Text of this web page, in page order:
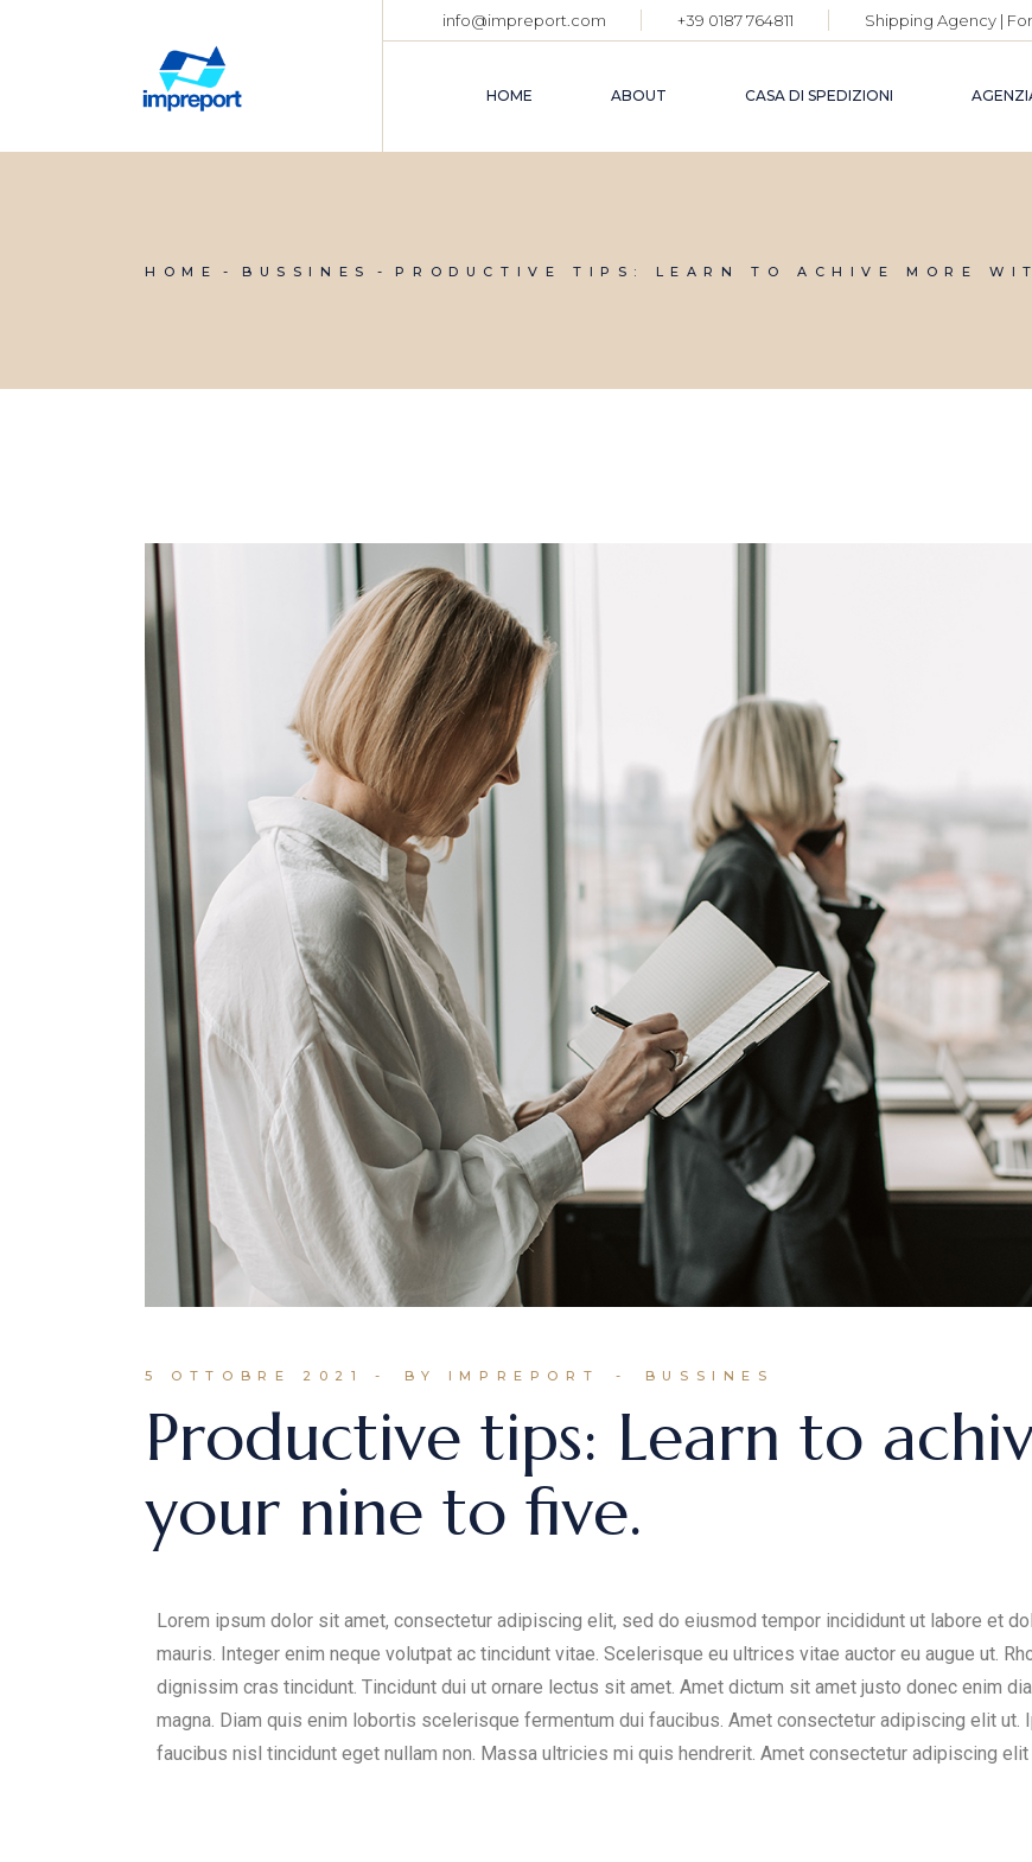
info@impreport.com +39 0187 764811 Shipping Agency |
HOME ABOUT CASA DI SPEDIZIONI
HOME BUSSINES PRODUCTIVE TIPS: LEARN TO ACHIVE MORE
5 OTTOBRE 2021 BY IMPREPORT BUSSINES
Productive tips: Learn to
your nine to five.
Lorem ipsum dolor sit amet, consectetur adipiscing elit, sed do eiusmod tempor incididunt ut labore et
mauris. Integer enim neque volutpat ac tincidunt vitae. Scelerisque eu ultrices vitae auctor eu augue ut.
dignissim cras tincidunt. Tincidunt dui ut ornare lectus sit amet. Amet dictum sit amet justo donec enim
magna. Diam quis enim lobortis scelerisque fermentum dui faucibus. Amet consectetur adipiscing elit ut.
faucibus nisl tincidunt eget nullam non. Massa ultricies mi quis hendrerit. Amet consectetur adipiscing elit